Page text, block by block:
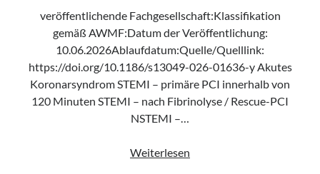
veröffentlichende Fachgesellschaft:Klassifikation
gemäß AWMF:Datum der Veröffentlichung:
10.06.2026Ablaufdatum:Quelle/Quelllink:
https://doi.org/10.1186/s13049-026-01636-y Akutes
Koronarsyndrom STEMI – primäre PCI innerhalb von
120 Minuten STEMI – nach Fibrinolyse / Rescue-PCI
NSTEMI –…
Weiterlesen